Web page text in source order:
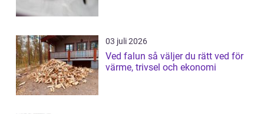
03 juli 2026
Ved falun så väljer du rätt ved för
värme, trivsel och ekonomi